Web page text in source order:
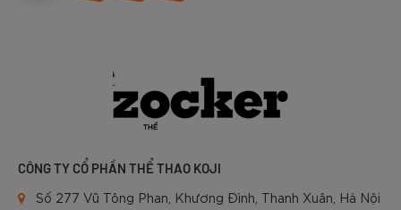
CÔNG TY CỔ PHẦN THỂ THAO KOJI
Số 277 Vũ Tông Phan, Khương Đình, Thanh Xuân, Hà Nội